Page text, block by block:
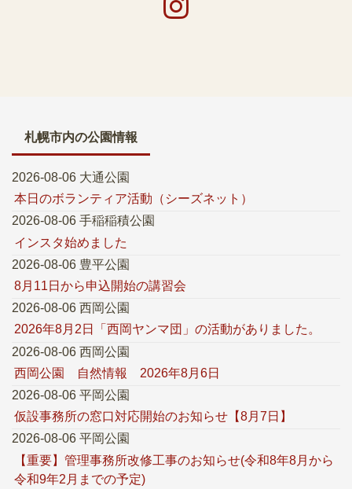
札幌市内の公園情報
2026-08-06 大通公園
本日のボランティア活動（シーズネット）
2026-08-06 手稲稲積公園
インスタ始めました
2026-08-06 豊平公園
8月11日から申込開始の講習会
2026-08-06 西岡公園
2026年8月2日「西岡ヤンマ団」の活動がありました。
2026-08-06 西岡公園
西岡公園 自然情報 2026年8月6日
2026-08-06 平岡公園
仮設事務所の窓口対応開始のお知らせ【8月7日】
2026-08-06 平岡公園
【重要】管理事務所改修工事のお知らせ(令和8年8月から
令和9年2月までの予定)